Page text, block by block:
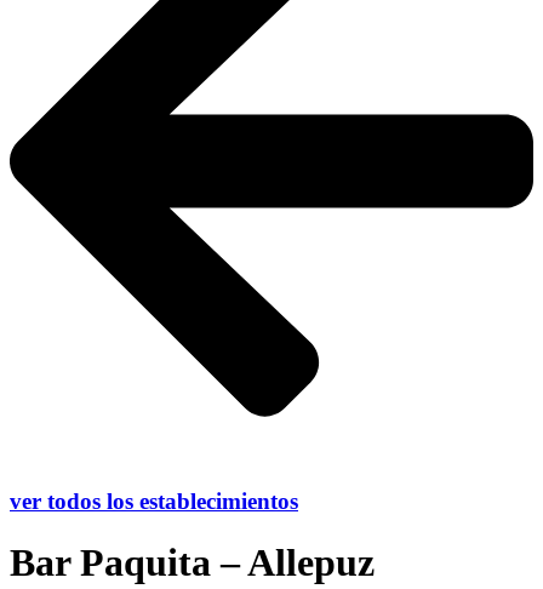
ver todos los establecimientos
Bar Paquita – Allepuz